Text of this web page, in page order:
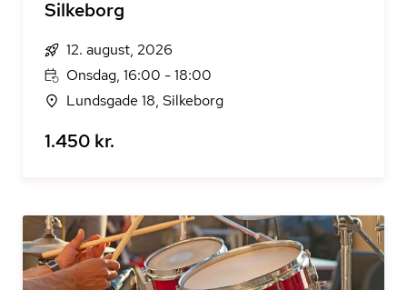
Silkeborg
12. august, 2026
Onsdag, 16:00 - 18:00
Lundsgade 18, Silkeborg
1.450 kr.